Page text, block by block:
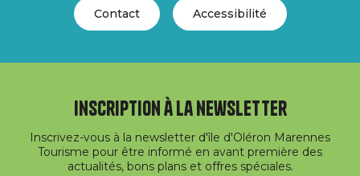
Contact Accessibilité
Inscription à la newsletter
Inscrivez-vous à la newsletter d'île d'Oléron Marennes
Tourisme pour être informé en avant première des
actualités, bons plans et offres spéciales.